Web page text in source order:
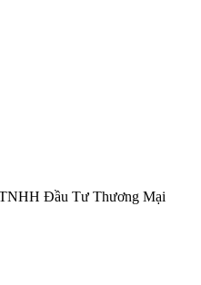
Đầu Tư Thương Mại